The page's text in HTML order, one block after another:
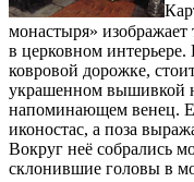
монастыря»
в церковном
ковровой дорожке,
украшенном вышивкой
напоминающем венец.
иконостас, а поза
Вокруг неё собрались
склонившие головы в